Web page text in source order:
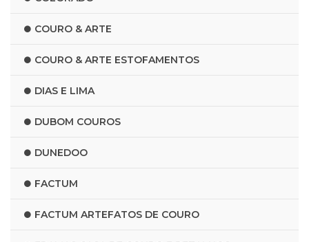
COURO & ARTE
COURO & ARTE ESTOFAMENTOS
DIAS E LIMA
DUBOM COUROS
DUNEDOO
FACTUM
FACTUM ARTEFATOS DE COURO